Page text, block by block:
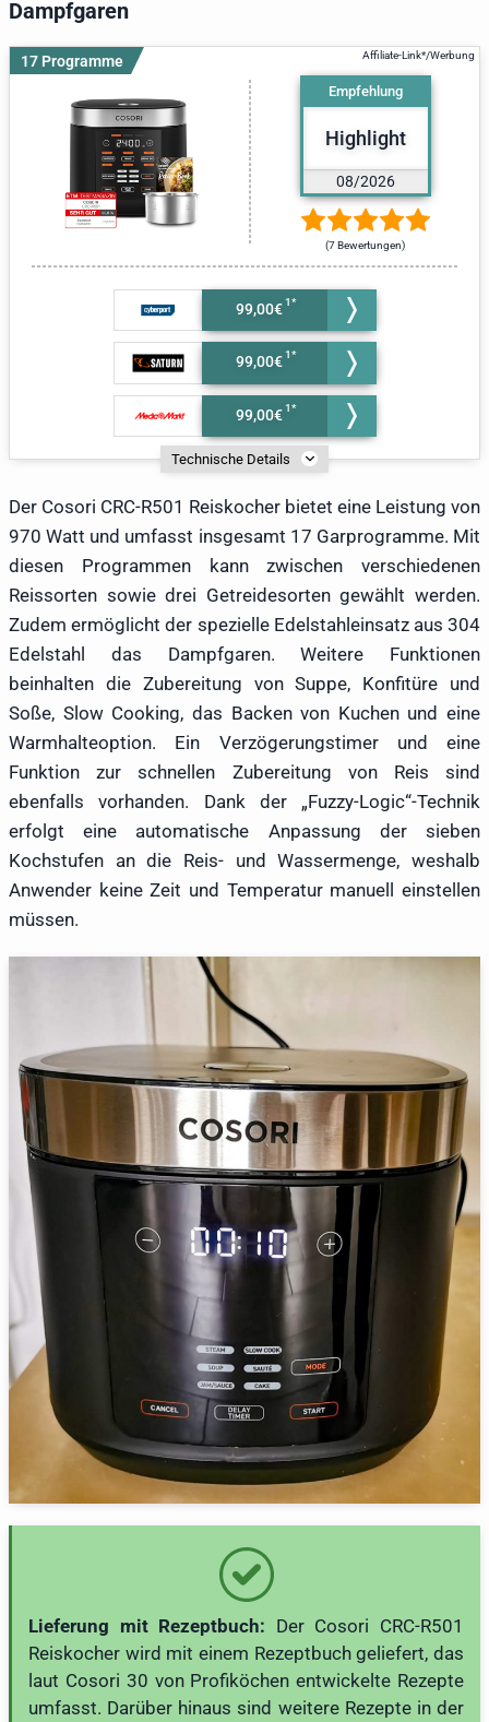
Dampfgaren
17 Programme
99,00€
99,00€
99,00€
Empfehlung
Highlight
08/2026
(7 Bewertungen)
Technische Details
Der Cosori CRC-R501 Reiskocher bietet eine Leistung von
970 Watt und umfasst insgesamt 17 Garprogramme. Mit
diesen Programmen kann zwischen verschiedenen
Reissorten sowie drei Getreidesorten gewählt werden.
Zudem ermöglicht der spezielle Edelstahleinsatz aus 304
Edelstahl das Dampfgaren. Weitere Funktionen
beinhalten die Zubereitung von Suppe, Konfitüre und
Soße, Slow Cooking, das Backen von Kuchen und eine
Warmhalteoption. Ein Verzögerungstimer und eine
Funktion zur schnellen Zubereitung von Reis sind
ebenfalls vorhanden. Dank der „Fuzzy-Logic“-Technik
erfolgt eine automatische Anpassung der sieben
Kochstufen an die Reis- und Wassermenge, weshalb
Anwender keine Zeit und Temperatur manuell einstellen
müssen.
Lieferung mit Rezeptbuch: Der Cosori CRC-R501
Reiskocher wird mit einem Rezeptbuch geliefert, das
laut Cosori 30 von Profiköchen entwickelte Rezepte
umfasst. Darüber hinaus sind weitere Rezepte in der